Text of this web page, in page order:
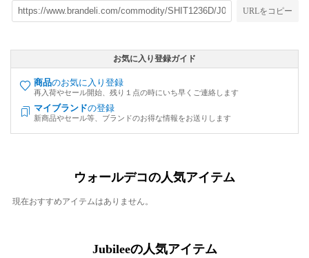
URLをコピー
お気に入り登録ガイド
商品のお気に入り登録
再入荷やセール開始、残り１点の時にいち早くご連絡します
マイブランドの登録
新商品やセール等、ブランドのお得な情報をお送りします
ウォールデコの人気アイテム
現在おすすめアイテムはありません。
Jubileeの人気アイテム